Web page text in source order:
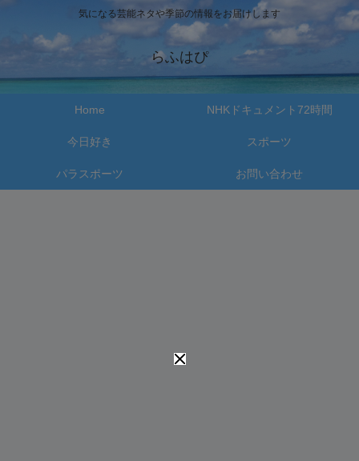
気になる芸能ネタや季節の情報をお届けします
らふはぴ
Home NHKドキュメント72時間
今日好き スポーツ
パラスポーツ お問い合わせ